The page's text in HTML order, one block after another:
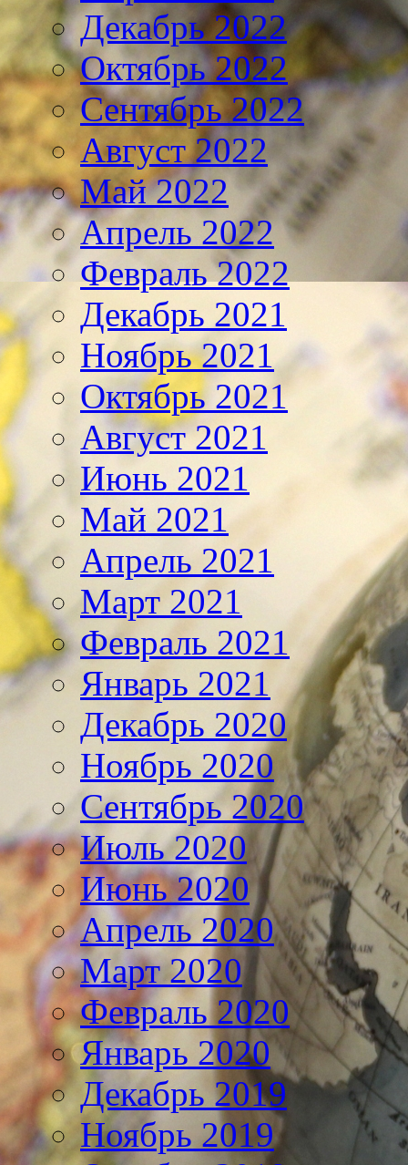
Декабрь 2022
Октябрь 2022
Сентябрь 2022
Август 2022
Май 2022
Апрель 2022
Февраль 2022
Декабрь 2021
Ноябрь 2021
Октябрь 2021
Август 2021
Июнь 2021
Май 2021
Апрель 2021
Март 2021
Февраль 2021
Январь 2021
Декабрь 2020
Ноябрь 2020
Сентябрь 2020
Июль 2020
Июнь 2020
Апрель 2020
Март 2020
Февраль 2020
Январь 2020
Декабрь 2019
Ноябрь 2019